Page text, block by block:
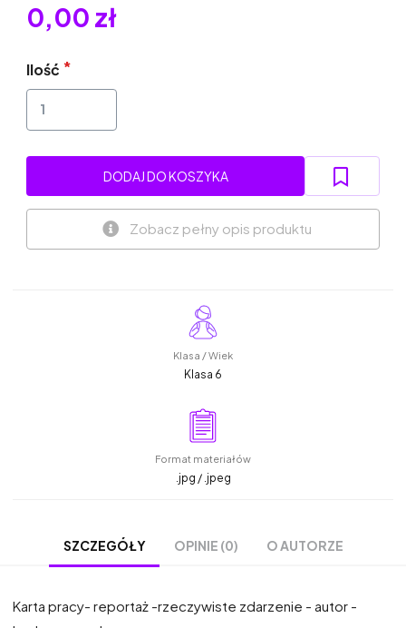
0,00 zł
Ilość
DODAJ DO KOSZYKA
Zobacz pełny opis produktu
Klasa / Wiek
Klasa 6
Format materiałów
.jpg / .jpeg
SZCZEGÓŁY OPINIE (0) O AUTORZE
Karta pracy- reportaż -rzeczywiste zdarzenie - autor -